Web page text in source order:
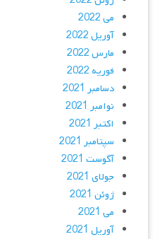
می 2022
آوریل 2022
مارس 2022
فوریه 2022
دسامبر 2021
نوامبر 2021
اکتبر 2021
سپتامبر 2021
آگوست 2021
جولای 2021
ژوئن 2021
می 2021
آوریل 2021